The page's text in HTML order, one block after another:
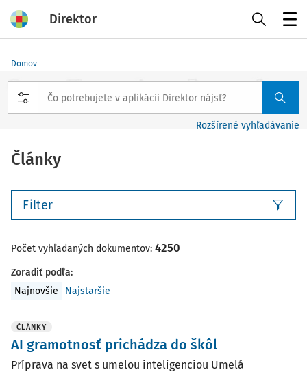
Direktor
Domov
Rozšírené vyhľadávanie
Články
Filter
Počet vyhľadaných dokumentov: 4250
Zoradiť podľa:
Najnovšie
Najstaršie
ČLÁNKY
AI gramotnosť prichádza do škôl
Príprava na svet s umelou inteligenciou Umelá